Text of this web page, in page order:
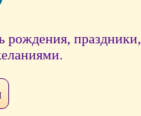
рождения, праздники,